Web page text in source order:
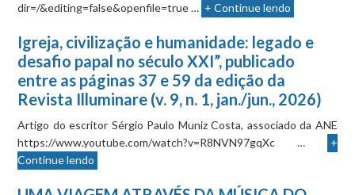
dir=/&editing=false&openfile=true … + Continue lendo
Igreja, civilização e humanidade: legado e
desafio papal no século XXI”, publicado
entre as páginas 37 e 59 da edição da
Revista Illuminare (v. 9, n. 1, jan./jun., 2026)
Artigo do escritor Sérgio Paulo Muniz Costa, associado da ANE
https://www.youtube.com/watch?v=R8NVN97gqXc …
+
Continue lendo